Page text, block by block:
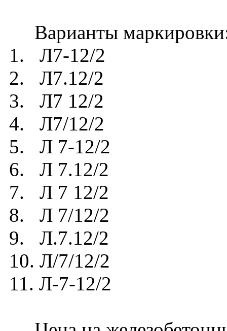
Варианты
1. Л7-12/2
2. Л7.12/2
3. Л7 12/2
4. Л7/12/2
5. Л 7-12/2
6. Л 7.12/2
7. Л 7 12/2
8. Л 7/12/2
9. Л.7.12/2
10. Л/7/12/2
11. Л-7-12/2